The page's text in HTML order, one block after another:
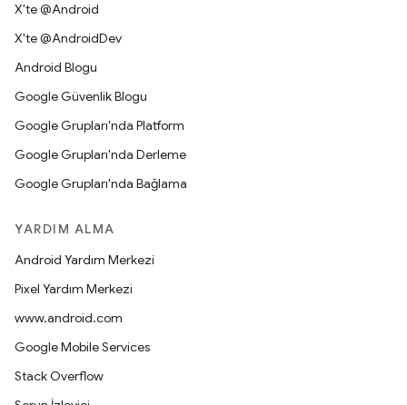
X'te @Android
X'te @AndroidDev
Android Blogu
Google Güvenlik Blogu
Google Grupları'nda Platform
Google Grupları'nda Derleme
Google Grupları'nda Bağlama
YARDIM ALMA
Android Yardım Merkezi
Pixel Yardım Merkezi
www.android.com
Google Mobile Services
Stack Overflow